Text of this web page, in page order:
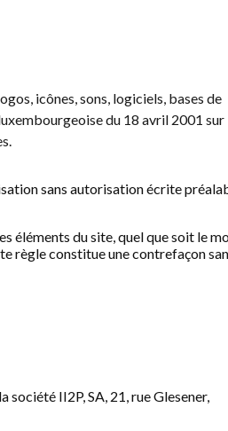
icônes, sons, logiciels, bases de
du 18 avril 2001
sans autorisation écrite
du site, quel que soit le
règle constitue une contrefaçon
II2P, SA, 21, rue Glesener,